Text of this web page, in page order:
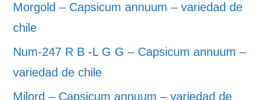
Morgold – Capsicum annuum – variedad de
chile
Num-247 R B -L G G – Capsicum annuum –
variedad de chile
Milord – Capsicum annuum – variedad de